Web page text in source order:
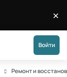
×
Войти
Ремонт и